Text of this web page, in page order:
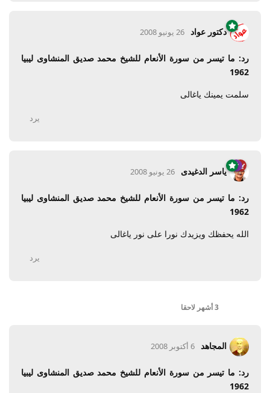
دكتور عواد 26 يونيو 2008
رد: ما تيسر من سورة الأنعام للشيخ محمد صديق المنشاوى ليبيا
1962
سلمت يمينك ياغالى
يرد
ياسر الدغيدى 26 يونيو 2008
رد: ما تيسر من سورة الأنعام للشيخ محمد صديق المنشاوى ليبيا
1962
الله يحفظك ويزيدك نورا على نور ياغالى
يرد
3 أشهر لاحقا
المجاهد 6 أكتوبر 2008
رد: ما تيسر من سورة الأنعام للشيخ محمد صديق المنشاوى ليبيا
1962